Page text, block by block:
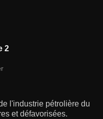
2
l'industrie pétrolière du
et défavorisées.